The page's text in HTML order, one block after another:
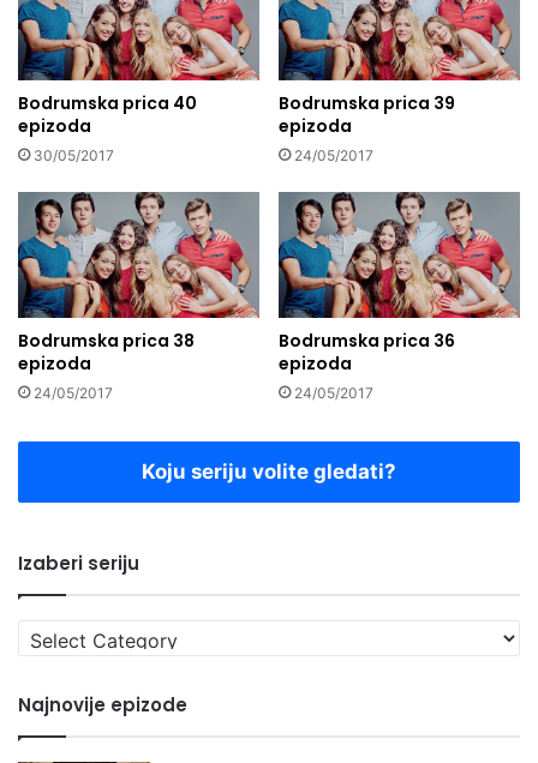
Bodrumska prica 40
epizoda
30/05/2017
Bodrumska prica 39
epizoda
24/05/2017
Bodrumska prica 38
epizoda
24/05/2017
Bodrumska prica 36
epizoda
24/05/2017
Koju seriju volite gledati?
Izaberi seriju
Izaberi
seriju
Najnovije epizode